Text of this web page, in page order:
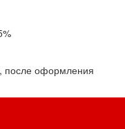
после оформления